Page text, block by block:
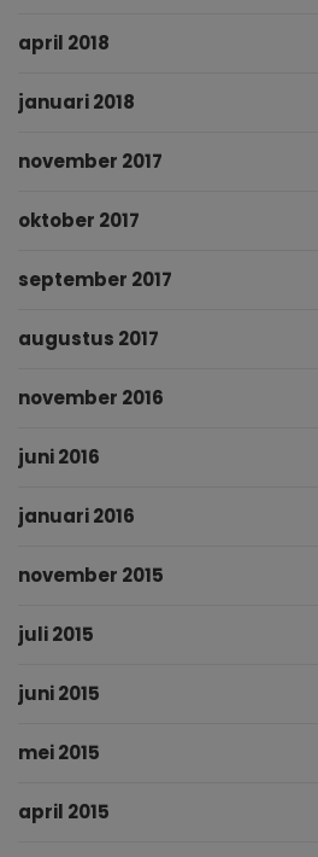
april 2018
januari 2018
november 2017
oktober 2017
september 2017
augustus 2017
november 2016
juni 2016
januari 2016
november 2015
juli 2015
juni 2015
mei 2015
april 2015